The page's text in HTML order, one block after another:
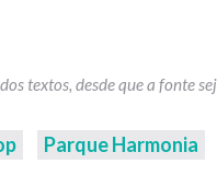
Parque Harmonia